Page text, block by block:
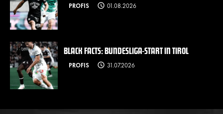
PROFIS 01.08.2026
BLACK FACTS: BUNDESLIGA-START IN TIROL
PROFIS 31.07.2026